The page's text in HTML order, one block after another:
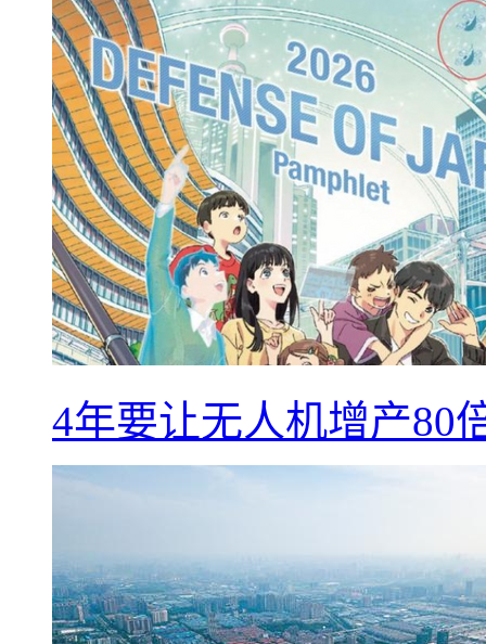
4年要让无人机增产80